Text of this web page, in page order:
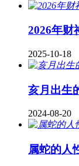
2026年财
2025-10-18
亥月出生
2024-08-20
属蛇的人